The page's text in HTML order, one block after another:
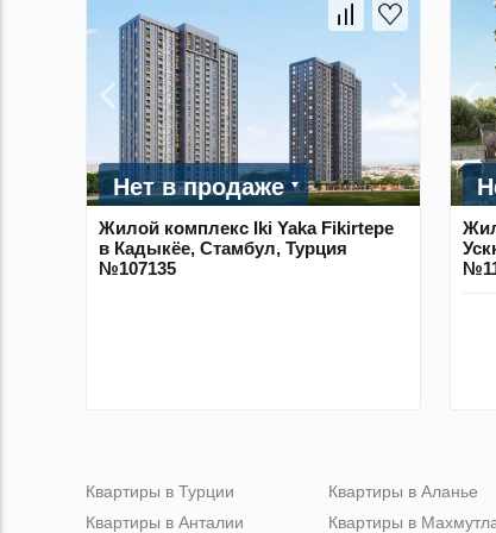
Нет в продаже
Жилой комплекс Iki Yaka Fikirtepe
в Кадыкёе, Стамбул, Турция
№107135
Квартиры в Турции
Квартиры в Анталии
Квартиры в Аланье
Квартиры в